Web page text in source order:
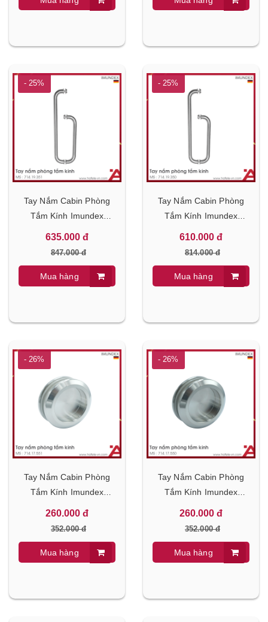
- 25%
Tay Nắm Cabin Phòng
Tắm Kính Imundex
714.19.351
635.000 đ
847.000 đ
Mua hàng
- 25%
Tay Nắm Cabin Phòng
Tắm Kính Imundex
714.19.350
610.000 đ
814.000 đ
Mua hàng
- 26%
Tay Nắm Cabin Phòng
Tắm Kính Imundex
714.17.551
260.000 đ
352.000 đ
Mua hàng
- 26%
Tay Nắm Cabin Phòng
Tắm Kính Imundex
714.17.550
260.000 đ
352.000 đ
Mua hàng